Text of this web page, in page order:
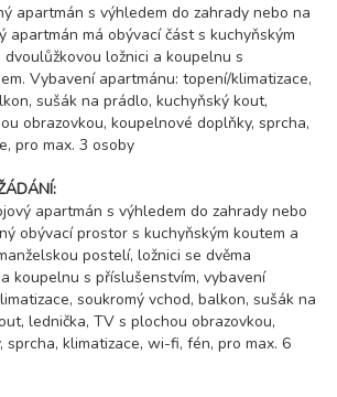
apartmán s výhledem do zahrady nebo na
apartmán má obývací část s kuchyňským
ložnici a koupelnu s
Vybavení apartmánu: topení/klimatizace,
sušák na prádlo, kuchyňský kout,
obrazovkou, koupelnové doplňky, sprcha,
pro max. 3 osoby
apartmán s výhledem do zahrady nebo
obývací prostor s kuchyňským koutem a
postelí, ložnici se dvěma
koupelnu s příslušenstvím, vybavení
soukromý vchod, balkon, sušák na
lednička, TV s plochou obrazovkou,
sprcha, klimatizace, wi-fi, fén, pro max. 6